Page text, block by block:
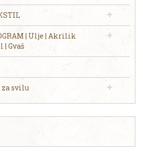
| Ulje | Akrilik
| Gvaš
svilu